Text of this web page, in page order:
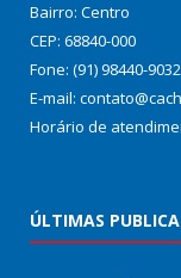
Bairro: Centro
CEP: 68840-000
Fone: (91) 98440-9032
E-mail:
Horário de
ÚLTIMAS